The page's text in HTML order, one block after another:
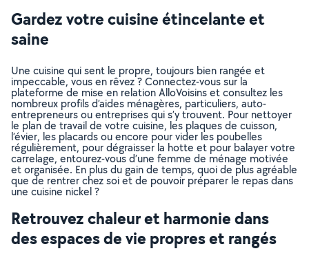
Gardez votre cuisine étincelante et
saine
Une cuisine qui sent le propre, toujours bien rangée et
impeccable, vous en rêvez ? Connectez-vous sur la
plateforme de mise en relation AlloVoisins et consultez les
nombreux profils d’aides ménagères, particuliers, auto-
entrepreneurs ou entreprises qui s’y trouvent. Pour nettoyer
le plan de travail de votre cuisine, les plaques de cuisson,
l’évier, les placards ou encore pour vider les poubelles
régulièrement, pour dégraisser la hotte et pour balayer votre
carrelage, entourez-vous d’une femme de ménage motivée
et organisée. En plus du gain de temps, quoi de plus agréable
que de rentrer chez soi et de pouvoir préparer le repas dans
une cuisine nickel ?
Retrouvez chaleur et harmonie dans
des espaces de vie propres et rangés